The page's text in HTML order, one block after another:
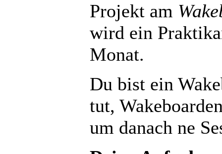
Projekt am
wird ein
Monat.
Du bist ein
tut,
um danach ne